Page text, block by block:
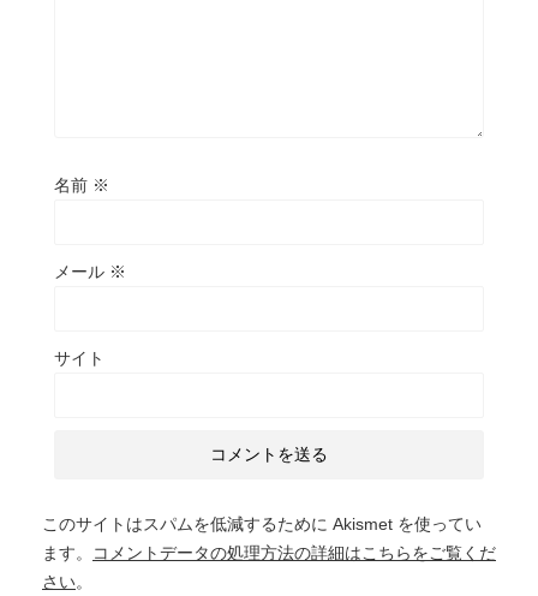
名前 ※
メール ※
サイト
このサイトはスパムを低減するために Akismet を使ってい
ます。
コメントデータの処理方法の詳細はこちらをご覧くだ
さい。